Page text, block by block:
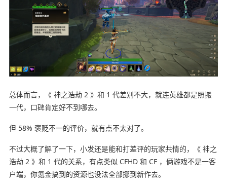
总体而言，《 神之浩劫 2 》和 1 代差别不大，就连英雄都是照搬
一代，口碑肯定好不到哪去。
但 58% 褒贬不一的评价，就有点不太对了。
不过大概了解了一下，小发还是能和打差评的玩家共情的，《 神之
浩劫 2 》和 1 代的关系，有点类似 CFHD 和 CF ，俩游戏不是一客
户端，你氪金搞到的资源也没法全部挪到新作去。